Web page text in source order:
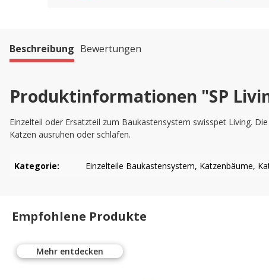
Beschreibung Bewertungen
Produktinformationen "SP
Einzelteil oder Ersatzteil zum Baukastensystem swisspet Living.
Katzen ausruhen oder schlafen.
Kategorie: Einzelteile Baukastensystem, Katzenbäume,
Empfohlene Produkte
Mehr entdecken